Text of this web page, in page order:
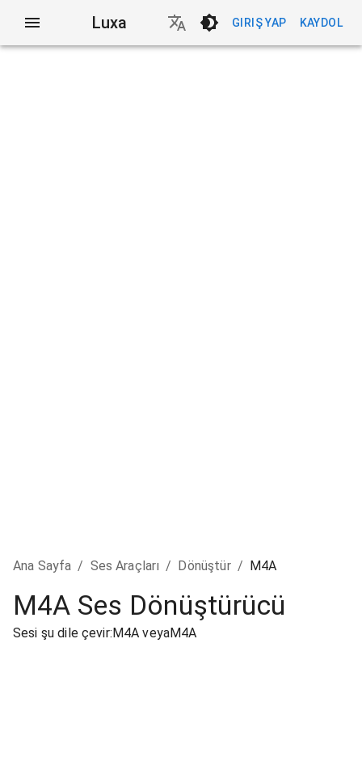
Luxa GIRIŞ YAP KAYDOL
Ana Sayfa / Ses Araçları / Dönüştür / M4A
M4A Ses Dönüştürücü
Sesi şu dile çevir:M4A veyaM4A